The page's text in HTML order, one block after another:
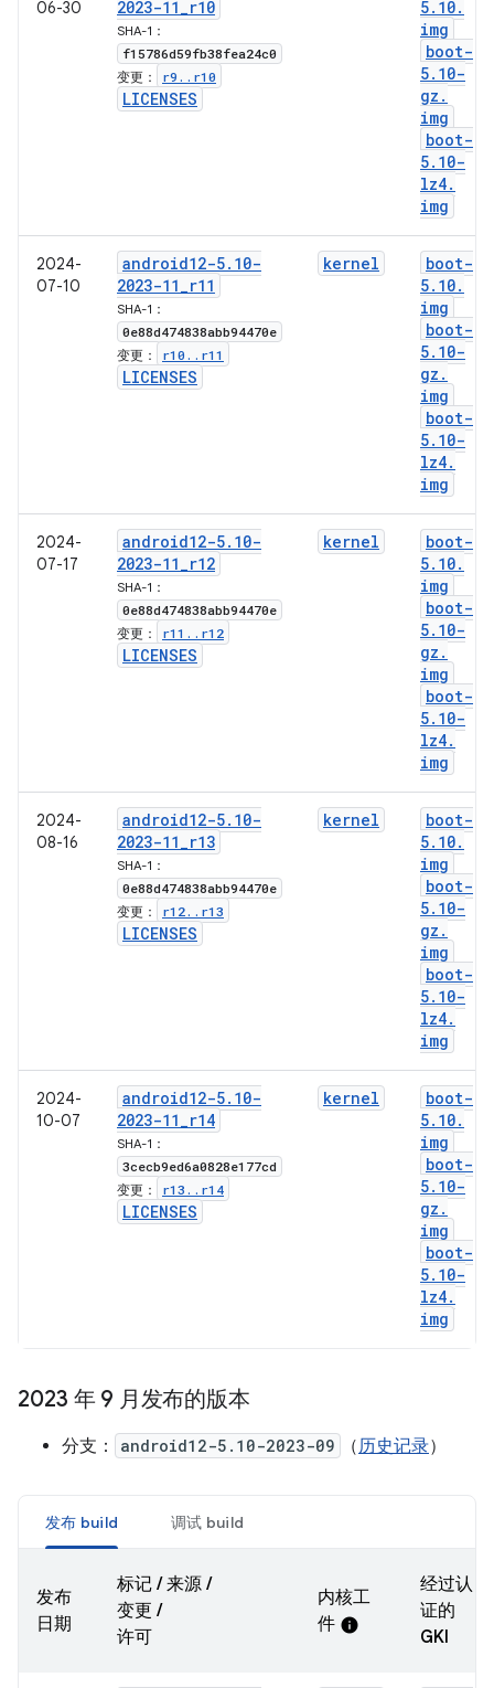
06-30 2023-11_r10
SHA-1：
f15786d59fb38fea24c0
变更： r9 . . r10
LICENSES
5. 10.
img
boot-
5. 10-
gz .
img
boot-
5. 10-
lz4.
img
2024-
07-10
android12-5. 10-
2023-11_r11
SHA-1：
0e88d474838abb94470e
变更： r10 . . r11
LICENSES
kernel
boot-
5. 10.
img
boot-
5. 10-
gz .
img
boot-
5. 10-
lz4.
img
2024-
07-17
android12-5. 10-
2023-11_r12
SHA-1：
0e88d474838abb94470e
变更： r11 . . r12
LICENSES
kernel
boot-
5. 10.
img
boot-
5. 10-
gz .
img
boot-
5. 10-
lz4.
img
2024-
08-16
android12-5. 10-
2023-11_r13
SHA-1：
0e88d474838abb94470e
变更： r12. . r13
LICENSES
kernel
boot-
5. 10.
img
boot-
5. 10-
gz .
img
boot-
5. 10-
lz4.
img
2024-
10-07
android12-5. 10-
2023-11_r14
SHA-1：
3cecb9ed6a0828e177cd
变更： r13 . . r14
LICENSES
kernel
boot-
5. 10.
img
boot-
5. 10-
gz .
img
boot-
5. 10-
lz4.
img
2023 年 9 月发布的版本
分支： android12-5.10-2023-09 （历史记录）
发布 build 调试 build
发布
日期
标记 / 来源 /
变更 /
许可
内核工
件 info
经过认
证的
GKI